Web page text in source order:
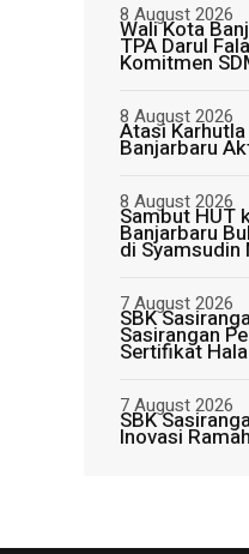
Wali Kota
TPA Darul
Komitmen
8 August 2026
Atasi
Banjarbaru
8 August 2026
Sambut HUT
Banjarbaru
di Syamsudin
8 August 2026
SBK
Sasirangan
Sertifikat
7 August 2026
SBK
Inovasi
7 August 2026